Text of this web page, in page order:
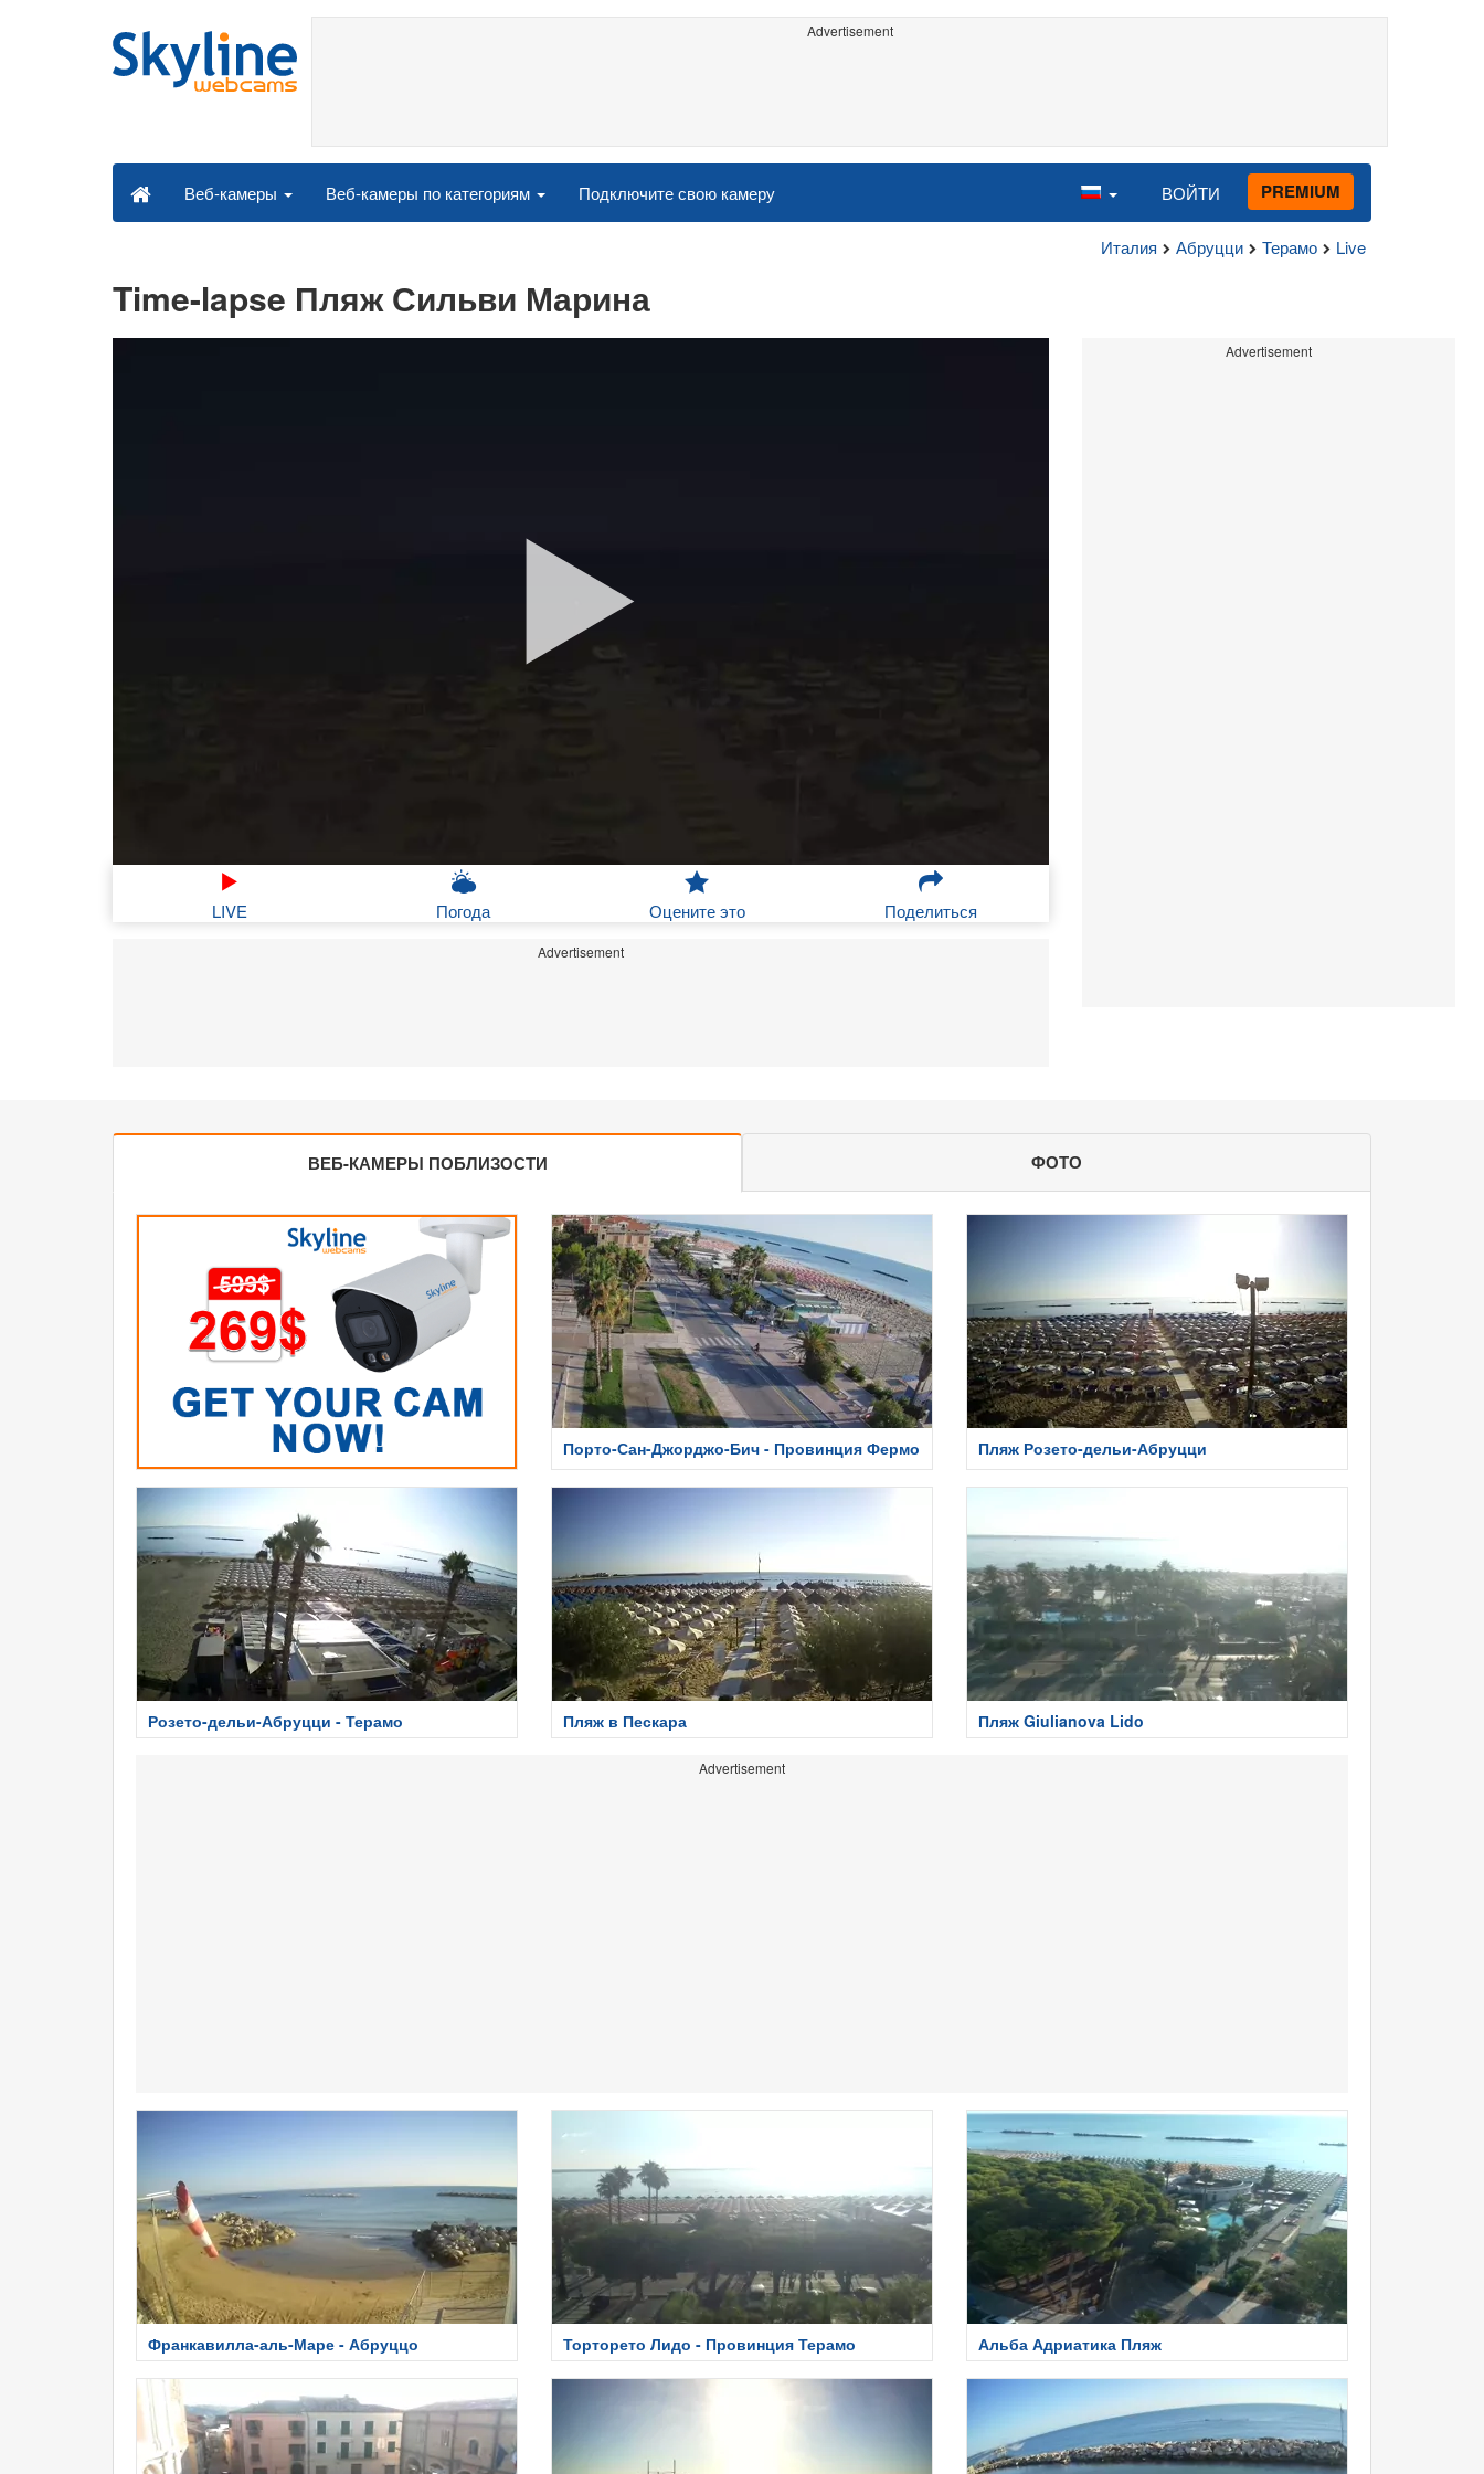
Advertisement
Веб-камеры Веб-камеры по категориям Подключите свою камеру ВОЙТИ PREMIUM
Италия Абруцци Терамо Live
Time-lapse Пляж Сильви Марина
LIVE Погода Оцените это Поделиться
Advertisement
Advertisement
ВЕБ-КАМЕРЫ ПОБЛИЗОСТИ ФОТО
Порто-Сан-Джорджо-Бич - Провинция Фермо Пляж Розето-дельи-Абруцци
Розето-дельи-Абруцци - Терамо Пляж в Пескара Пляж Giulianova Lido
Advertisement
Франкавилла-аль-Маре - Абруццо Торторето Лидо - Провинция Терамо Альба Адриатика Пляж